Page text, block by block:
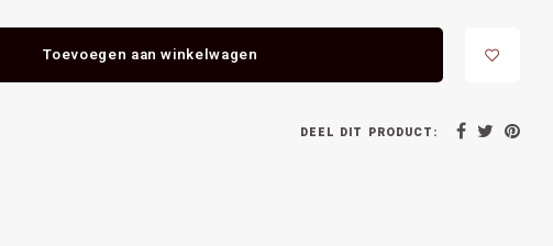
Toevoegen aan winkelwagen
DEEL DIT PRODUCT: